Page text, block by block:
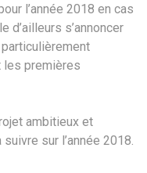
l’année 2018 en cas
d’ailleurs s’annoncer
les premières
ambitieux et
sur l’année 2018.